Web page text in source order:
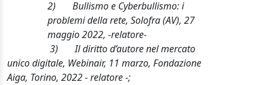
2)
Bullismo e Cyberbullismo: i
problemi della rete, Solofra (AV), 27
maggio 2022, -relatore-
3)
Il diritto d’autore nel mercato
unico digitale, Webinair, 11 marzo, Fondazione
Aiga, Torino, 2022 - relatore -;